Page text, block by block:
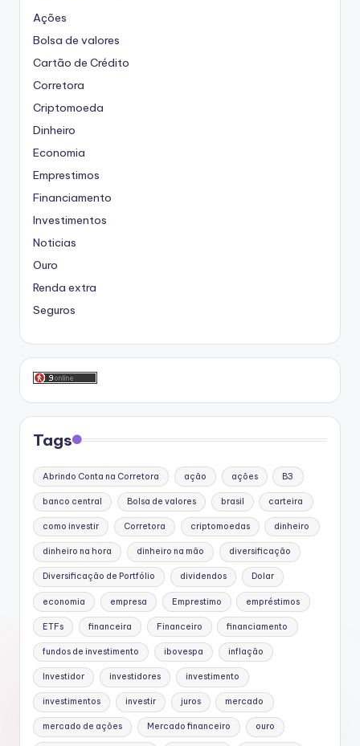
Ações
Bolsa de valores
Cartão de Crédito
Corretora
Criptomoeda
Dinheiro
Economia
Emprestimos
Financiamento
Investimentos
Noticias
Ouro
Renda extra
Seguros
Tags
Abrindo Conta na Corretora ação ações B3
banco central Bolsa de valores brasil carteira
como investir Corretora criptomoedas dinheiro
dinheiro na hora dinheiro na mão diversificação
Diversificação de Portfólio dividendos Dolar
economia empresa Emprestimo empréstimos
ETFs financeira Financeiro financiamento
fundos de investimento ibovespa inflação
Investidor investidores investimento
investimentos investir juros mercado
mercado de ações Mercado financeiro ouro